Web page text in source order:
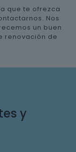
que te ofrezca
Nos
un buen
renovación de
y